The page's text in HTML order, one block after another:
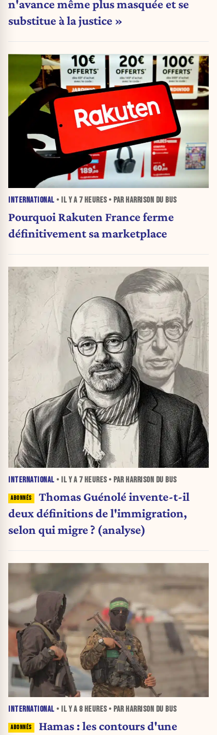
n'avance même plus masquée et se
substitue à la justice »
INTERNATIONAL • IL Y A 7 HEURES• PAR HARRISON DU BUS
Pourquoi Rakuten France ferme
définitivement sa marketplace
INTERNATIONAL • IL Y A 7 HEURES• PAR HARRISON DU BUS
Thomas Guénolé invente-t-il
deux définitions de l'immigration,
selon qui migre ? (analyse)
INTERNATIONAL • IL Y A 8 HEURES• PAR HARRISON DU BUS
Hamas : les contours d'une